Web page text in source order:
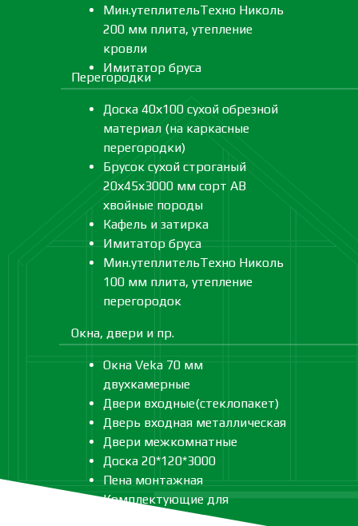
Мин.утеплительТехно Николь
200 мм плита, утепление
кровли
Имитатор бруса
Перегородки
Доска 40х100 сухой обрезной
материал (на каркасные
перегородки)
Брусок сухой строганый
20х45х3000 мм сорт АВ
хвойные породы
Кафель и затирка
Имитатор бруса
Мин.утеплительТехно Николь
100 мм плита, утепление
перегородок
Окна, двери и пр.
Окна Veka 70 мм
двухкамерные
Двери входные(стеклопакет)
Дверь входная металлическая
Двери межкомнатные
Доска 20*120*3000
Пена монтажная
Комплектующие для